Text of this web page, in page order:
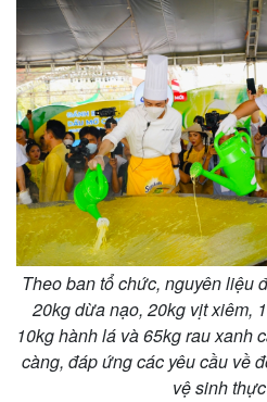
Thế giới
Quan sát
Hồ sơ
Theo ban tổ chức, nguyên liệu
20kg dừa nạo, 20kg vịt xiêm,
10kg hành lá và 65kg rau xanh
càng, đáp ứng các yêu cầu về
vệ sinh